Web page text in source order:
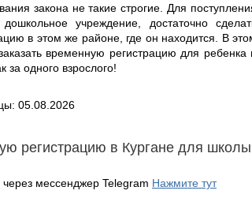
закона не такие строгие. Для
учреждение, достаточно
в этом же районе, где он находится. В
временную регистрацию для ребенка
за одного взрослого!
05.08.2026
регистрацию в Кургане для школы
мессенджер Telegram Нажмите тут